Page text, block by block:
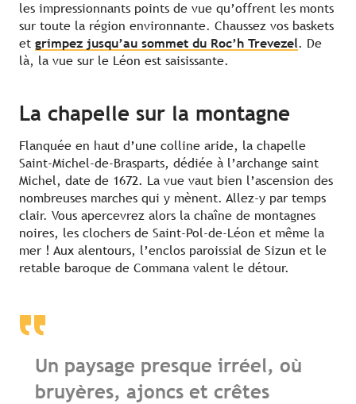
les impressionnants points de vue qu’offrent les monts
sur toute la région environnante. Chaussez vos baskets
et grimpez jusqu’au sommet du Roc’h Trevezel. De
là, la vue sur le Léon est saisissante.
La chapelle sur la montagne
Flanquée en haut d’une colline aride, la chapelle
Saint-Michel-de-Brasparts, dédiée à l’archange saint
Michel, date de 1672. La vue vaut bien l’ascension des
nombreuses marches qui y mènent. Allez-y par temps
clair. Vous apercevrez alors la chaîne de montagnes
noires, les clochers de Saint-Pol-de-Léon et même la
mer ! Aux alentours, l’enclos paroissial de Sizun et le
retable baroque de Commana valent le détour.
Un paysage presque irréel, où
bruyères, ajoncs et crêtes